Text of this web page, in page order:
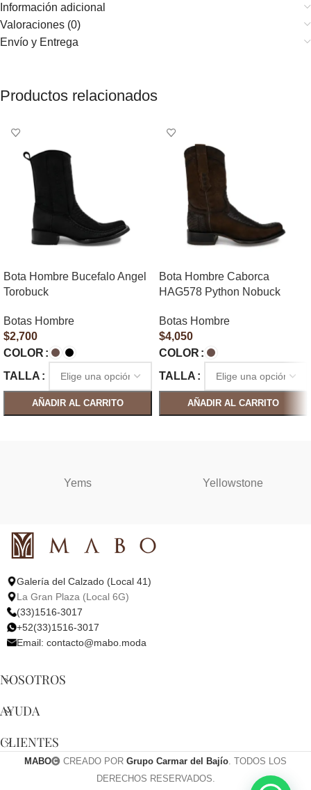
Información adicional
Valoraciones (0)
Envío y Entrega
Productos relacionados
Bota Hombre Bucefalo Angel
Torobuck
Botas Hombre
$2,700
COLOR
TALLA
AÑADIR AL CARRITO
Bota Hombre Caborca
HAG578 Python Nobuck
Botas Hombre
$4,050
COLOR
TALLA
AÑADIR AL CARRITO
Yems Yellowstone
Galería del Calzado (Local 41)
La Gran Plaza (Local 6G)
(33)1516-3017
+52(33)1516-3017
Email: contacto@mabo.moda
NOSOTROS
AYUDA
CLIENTES
MABO CREADO POR Grupo Carmar del Bajío. TODOS LOS
DERECHOS RESERVADOS.